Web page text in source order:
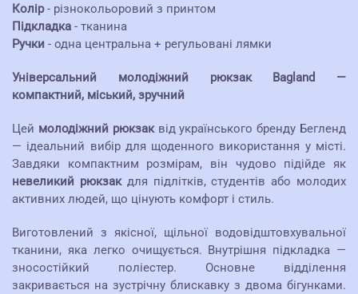
Колір- різнокольоровий з принтом
Підкладка - тканина
Ручки - одна центральна + регульовані лямки
Універсальний молодіжний рюкзак Bagland —
компактний, міський, зручний
Цей молодіжний рюкзаквід українського бренду Бегленд
— ідеальний вибір для щоденного використання у місті.
Завдяки компактним розмірам, він чудово підійде як
невеликий рюкзакдля підлітків, студентів або молодих
активних людей, що цінують комфорт і стиль.
Виготовлений з якісної, щільної водовідштовхувальної
тканини, яка легко очищується. Внутрішня підкладка —
зносостійкий поліестер. Основне відділення
закривається на зустрічну блискавку з двома бігунками.